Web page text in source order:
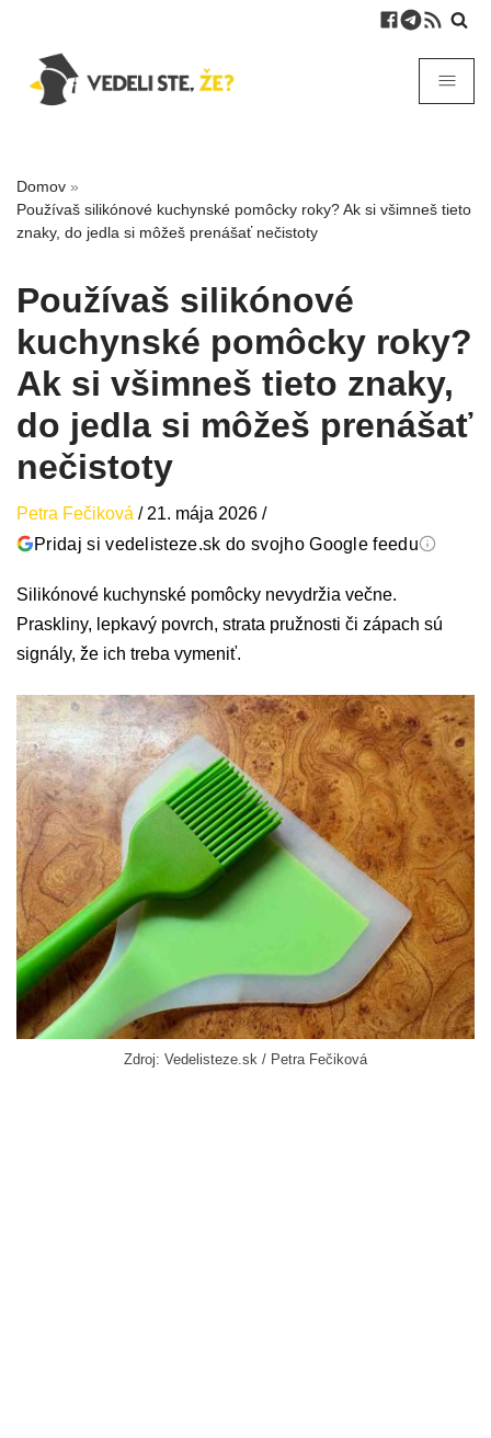
Domov »
Používaš silikónové kuchynské pomôcky roky? Ak si všimneš tieto
znaky, do jedla si môžeš prenášať nečistoty
Používaš silikónové
kuchynské pomôcky roky?
Ak si všimneš tieto znaky,
do jedla si môžeš prenášať
nečistoty
Petra Fečiková / 21. mája 2026 /
Pridaj si vedelisteze.sk do svojho Google feedu
Silikónové kuchynské pomôcky nevydržia večne.
Praskliny, lepkavý povrch, strata pružnosti či zápach sú
signály, že ich treba vymeniť.
Zdroj: Vedelisteze.sk / Petra Fečiková